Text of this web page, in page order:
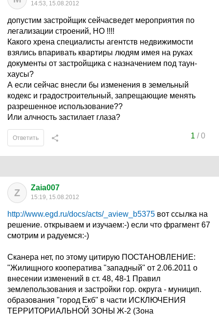
14:53, 15.08.2012
допустим застройщик сейчасведет мероприятия по
легализации строений, НО !!!!
Какого хрена специалисты агентств недвижимости
взялись впаривать квартиры людям имея на руках
документы от застройщика с назначением под таун-
хаусы?
А если сейчас внесли бы изменения в земельный
кодекс и градостроительный, запрещающие менять
разрешенное использование??
Или алчность застилает глаза?
1 /0
Ответить
Z Zaia007
15:19, 15.08.2012
http://www.egd.ru/docs/acts/_aview_b5375 вот ссылка на
решение. открываем и изучаем:-) если что фрагмент 67
смотрим и радуемся:-)
Сканера нет, по этому цитирую ПОСТАНОВЛЕНИЕ:
"Жилищного кооператива "западный" от 2.06.2011 о
внесении изменений в ст. 48, 48-1 Правил
землепользования и застройки гор. округа - муницип.
образования "город Екб" в части ИСКЛЮЧЕНИЯ
ТЕРРИТОРИАЛЬНОЙ ЗОНЫ Ж-2 (Зона